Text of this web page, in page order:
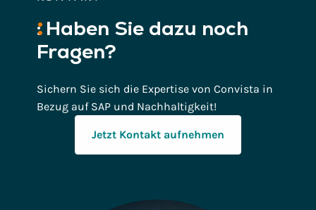
:Haben Sie dazu noch
Fragen?
Sichern Sie sich die Expertise von Convista in
Bezug auf SAP und Nachhaltigkeit!
Jetzt Kontakt aufnehmen